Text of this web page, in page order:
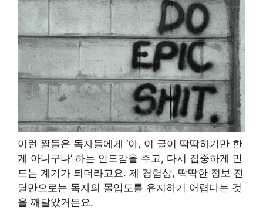
이런 짤들은 독자들에게 ‘아, 이 글이 딱딱하기만 한
게 아니구나’ 하는 안도감을 주고, 다시 집중하게 만
드는 계기가 되더라고요. 제 경험상, 딱딱한 정보 전
달만으로는 독자의 몰입도를 유지하기 어렵다는 것
을 깨달았거든요.